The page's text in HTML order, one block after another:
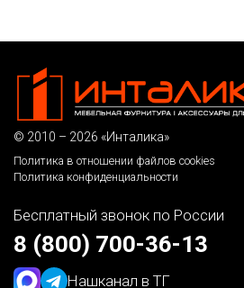
© 2010 – 2026 «Инталика»
Политика в отношении файлов cookies
Политика конфиденциальности
Бесплатный звонок по России
8 (800) 700-36-13
Нашканал в ТГ